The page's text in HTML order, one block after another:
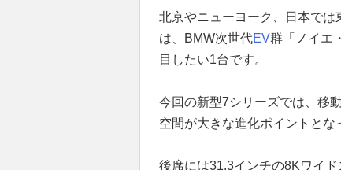
北京やニューヨーク、日本で
は、BMW次世代EV群「ノイエ
目したい1台です。
今回の新型7シリーズでは、移
空間が大きな進化ポイントとな
後席には31.3インチの8Kワイ